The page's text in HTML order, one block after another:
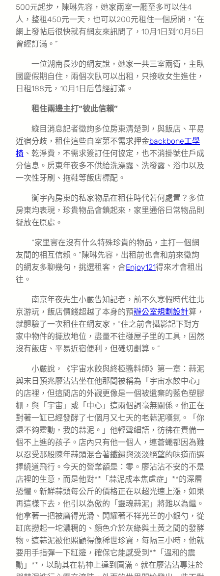
500元起步，陳琳先容，她家兩室一廳至多可以住4
人，整租450元一天，也可以200元租住一個房間，“在
網上發帖后很快就有網友來訊問了，10月1日到10月5日
曾經訂滿。”
一位湖南長沙的網友說，她家一共三室兩衛，主臥
國慶假期自住，兩個次臥可以出租，只接收女生進住，
日租188元，10月1日后曾經訂滿。
租住兩邊主打“彼此信賴”
縱目消息記者徵詢多位房東清楚到，與飯店、平易
近宿分歧，租住這些自室第不需求押金backbone工學
椅 、乾淨費，不需求簽訂任何協定，也不消掛號住戶成
分信息。房東年夜多不供給洗澡露、洗發露、浴巾以及
一次性牙刷、拖鞋等飯店標配。
衡宇內房東的私家物品在租住時代若何處置？多位
房東均表現，珍貴物品會鎖起來，家里通俗日常物品則
擺放在原處。
“家里實在沒有什么特殊珍貴的物品，主打一個網
友間的相互信賴。”陳琳先容，出租前也會和前來徵詢
的網友多聊幾句，挑選租客，合Enjoy121得來才會租出
往。
南京年夜先生小嚴告知記者，前不久寒假時代往北
京游玩，飯店價錢超越了本身的預辦公室規劃設計算，
就體驗了一次租住在網友家，“住之前會攝影記下對方
家中物件的擺放地位，盡量不往碰屋子里的工具，固然
沒有飯店、平易近宿便利，但確切劃算。”
小嚴說，《宇宙水餃與終極醬料師》第一章：蒜泥
與末日預兆廖沾沾坐在他那間被稱為「宇宙水餃中心」
的店裡，但這間店的外觀更像是一個被遺棄的藍色塑膠
棚，與「宇宙」或「中心」這兩個詞毫無關係。他正在
對著一缸已經發酵了七個月又七天的老蒜泥嘆氣。「你
還不夠靈動，我的蒜泥。」他輕聲細語，彷彿在責備一
個不上進的孩子。店內只有他一個人，連蒼蠅都因為難
以忍受那股陳年蒜頭混合著鐵鏽與淡淡絕望的味道而選
擇繞道飛行。今天的營業額是：零。廖沾沾不安的不是
店裡的生意，而是他對**「蒜泥成本焦慮症」**的深層
恐懼。新鮮蒜頭每公斤的價格正在以超光速上漲，如果
再這樣下去，他引以為傲的「靈魂蒜泥」將難以為繼。
他拿著一把被磨得光滑、閃耀著不祥光芒的小銀勺，從
缸底撈起一坨濃稠的、顏色介於灰綠與土黃之間的發酵
物。這蒜泥被他照顧得像稀世珍寶，每隔三小時，他就
要用手指彈一下缸邊，確保它能感受到**「溫和的震
動」**，以助其在精神上達到圓滿。就在廖沾沾專注於